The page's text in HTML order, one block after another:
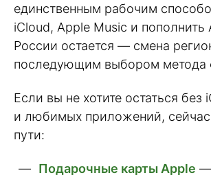
единственным рабочим
iCloud, Apple Music и пополнить
России остается — смена
последующим выбором метода
Если вы не хотите остаться без
и любимых приложений, сейчас
пути:
Подарочные карты Apple —